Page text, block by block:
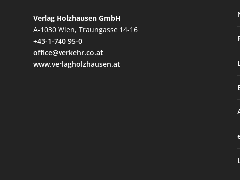
Verlag Holzhausen GmbH
A-1030 Wien, Traungasse 14-16
+43-1-740 95-0
office@verkehr.co.at
www.verlagholzhausen.at